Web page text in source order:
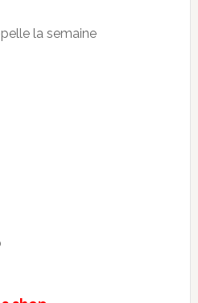
la semaine